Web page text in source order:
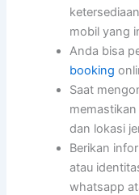
mobil yang
Anda bisa
booking
Saat
dan lokasi
Berikan
atau
whatsapp